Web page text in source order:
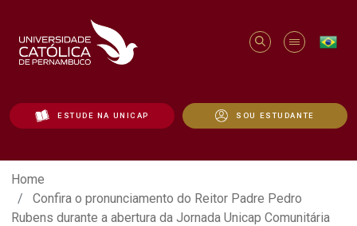
ESTUDE NA UNICAP SOU ESTUDANTE
Confira o pronunciamento do Reitor
Home
Confira o pronunciamento do Reitor Padre Pedro
Rubens durante a abertura da Jornada Unicap Comunitária